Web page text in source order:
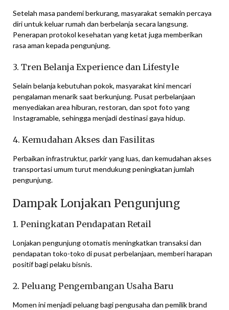
Setelah masa pandemi berkurang, masyarakat semakin percaya
diri untuk keluar rumah dan berbelanja secara langsung.
Penerapan protokol kesehatan yang ketat juga memberikan
rasa aman kepada pengunjung.
3. Tren Belanja Experience dan Lifestyle
Selain belanja kebutuhan pokok, masyarakat kini mencari
pengalaman menarik saat berkunjung. Pusat perbelanjaan
menyediakan area hiburan, restoran, dan spot foto yang
Instagramable, sehingga menjadi destinasi gaya hidup.
4. Kemudahan Akses dan Fasilitas
Perbaikan infrastruktur, parkir yang luas, dan kemudahan akses
transportasi umum turut mendukung peningkatan jumlah
pengunjung.
Dampak Lonjakan Pengunjung
1. Peningkatan Pendapatan Retail
Lonjakan pengunjung otomatis meningkatkan transaksi dan
pendapatan toko-toko di pusat perbelanjaan, memberi harapan
positif bagi pelaku bisnis.
2. Peluang Pengembangan Usaha Baru
Momen ini menjadi peluang bagi pengusaha dan pemilik brand